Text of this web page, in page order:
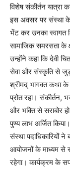
विशेष संकीर्तन यात्रा
इस अवसर पर संस्था के
भेंट कर उनका स्वागत
सामाजिक समरसता के
उन्होंने कहा कि देवी
सेवा और संस्कृति से
श्रीमद् भागवत कथा के
प्रोत रहा। संकीर्तन,
और भक्ति से सराबोर
पुण्य लाभ अर्जित किया।
संस्था पदाधिकारियों
आयोजनों के माध्यम से
रहेगा। कार्यक्रम के